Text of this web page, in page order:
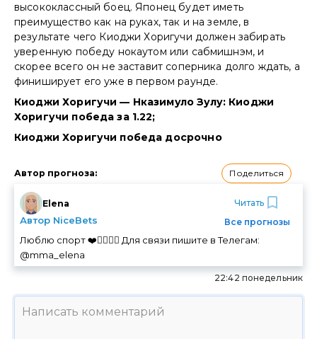
высококлассный боец. Японец будет иметь
преимущество как на руках, так и на земле, в
результате чего Киоджи Хоригучи должен забирать
уверенную победу нокаутом или сабмишнэм, и
скорее всего он не заставит соперника долго ждать, а
финиширует его уже в первом раунде.
Киоджи Хоригучи — Нказимуло Зулу: Киоджи
Хоригучи победа за 1.22;
Киоджи Хоригучи победа досрочно
Автор прогноза: Поделиться
Elena
Автор NiceBets
Читать
Все прогнозы
Люблю спорт ❤️🏃‍♀️🚴‍♀️ Для связи пишите в Телегам:
@mma_elena
22:42 понедельник